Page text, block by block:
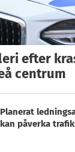
efter
centrum
Planerat
kan påverka